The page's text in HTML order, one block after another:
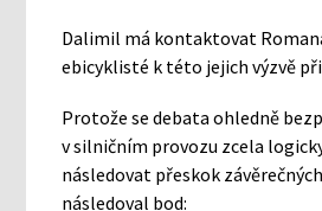
Dalimil má kontaktovat
ebicyklisté k této jejich výzvě
Protože se debata ohledně
v silničním provozu zcela
následovat přeskok
následoval bod: